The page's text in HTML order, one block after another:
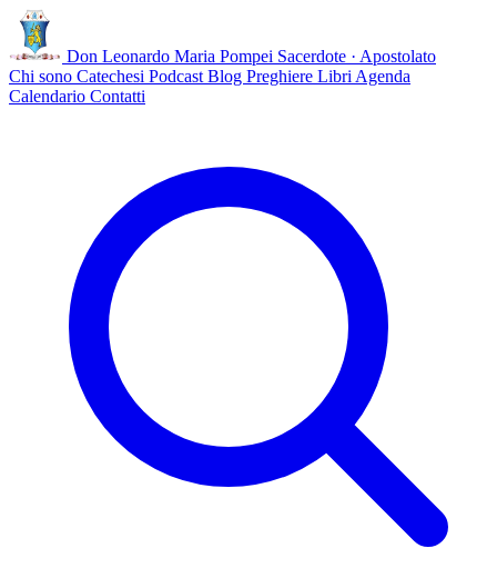
Don Leonardo Maria Pompei Sacerdote · Apostolato
Chi sono Catechesi Podcast Blog Preghiere Libri Agenda
Calendario Contatti